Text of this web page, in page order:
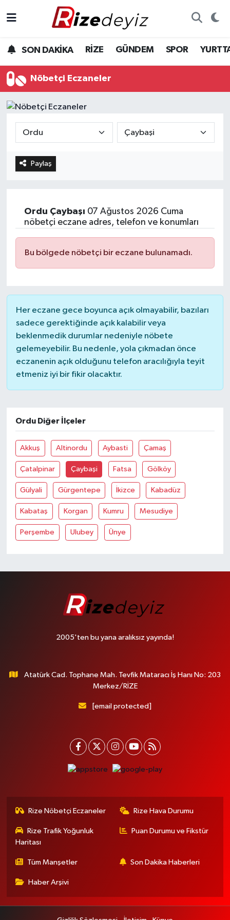
SON DAKİKA RİZE GÜNDEM SPOR
Nöbetçi Eczaneler
Paylaş
Ordu Çaybaşı 07 Ağustos 2026 Cuma
nöbetçi eczane adres, telefon ve konumları
Bu bölgede nöbetçi bir eczane bulunamadı.
Her eczane gece boyunca açık olmayabilir, bazıları
sadece gerektiğinde açık kalabilir veya
beklenmedik durumlar nedeniyle nöbete
gelemeyebilir. Bu nedenle, yola çıkmadan önce
eczanenin açık olduğunu telefon aracılığıyla teyit
etmeniz iyi bir fikir olacaktır.
Ordu Diğer İlçeler
Akkuş Altinordu Aybasti Çamaş
Çatalpinar Çaybaşi Fatsa Gölköy
Gülyali Gürgentepe İkizce Kabadüz
Kabataş Korgan Kumru Mesudiye
Perşembe Ulubey Ünye
2005'ten bu yana aralıksız yayında!
Atatürk Cad. Tophane Mah. Tevfik Mataracı İş Hanı No: 203
Merkez/RİZE
[email protected]
Rize Nöbetçi Eczaneler Rize Hava Durumu
Rize Trafik Yoğunluk
Haritası
Puan Durumu ve Fikstür
Tüm Manşetler Son Dakika Haberleri
Haber Arşivi
Gündem
Yurttan Haberler
Teknoloji
Sağlık
Rize Hava Durumu
Rize Trafik Yoğunluk Haritası
Tüm Manşetler
Son Dakika Haberleri